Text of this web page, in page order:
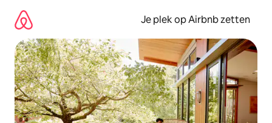
direct
naar
inhoud
Je plek op Airbnb zetten